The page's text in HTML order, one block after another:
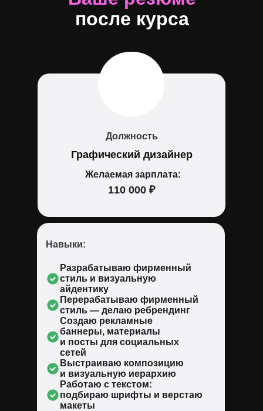
Навыки:
после курса
Должность
Графический дизайнер
Разрабатываю фирменный
стиль и визуальную
айдентику
Перерабатываю фирменный
стиль — делаю ребрендинг
Создаю рекламные
баннеры, материалы
и посты для социальных
сетей
Выстраиваю композицию
и визуальную иерархию
Работаю с текстом:
подбираю шрифты и верстаю
макеты
110 000 ₽
Желаемая зарплата: